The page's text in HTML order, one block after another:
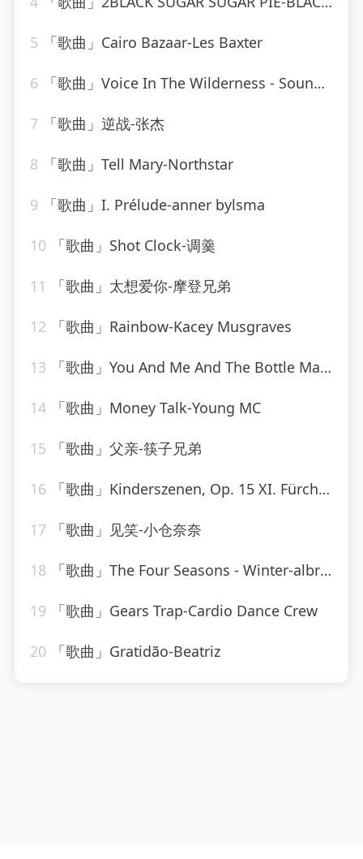
5 「歌曲」Cairo Bazaar-Les Baxter
6 「歌曲」Voice In The Wilderness - Sound-A-Like-Studio Group
7 「歌曲」逆战-张杰
8 「歌曲」Tell Mary-Northstar
9 「歌曲」I. Prélude-anner bylsma
10 「歌曲」Shot Clock-调羹
11 「歌曲」太想爱你-摩登兄弟
12 「歌曲」Rainbow-Kacey Musgraves
13 「歌曲」You And Me And The Bottle Makes 3 Tonight (Baby) [made popular by Big Bad Voodoo Daddy] [vocal version]
14 「歌曲」Money Talk-Young MC
15 「歌曲」父亲-筷子兄弟
16 「歌曲」Kinderszenen, Op. 15 XI. Fürchtenmachen-Brigitte Engerer
17 「歌曲」见笑-小仓奈奈
18 「歌曲」The Four Seasons - Winter-albrecht mayer、The King's Singers
19 「歌曲」Gears Trap-Cardio Dance Crew
20 「歌曲」Gratidão-Beatriz